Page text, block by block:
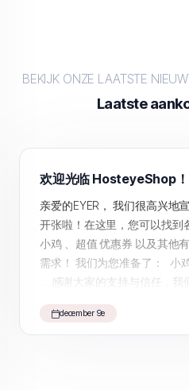
BEKIJK ONZE LAATSTE
Laatste
欢迎光临 HosteyeShop！
亲爱的EYER， 我们很高兴地
开张啦！在这里，您可以找到
小鸡 、超值 优惠券 以及其他
需求！ 我们为您准备了：
... 感谢大家的支持与信任，
HosteyeShop ，享受一站式购
december 9e